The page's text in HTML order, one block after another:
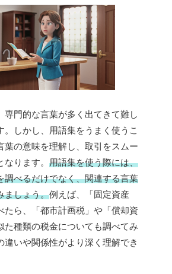
専門的な言葉が多く出てきて難し
。しかし、用語集をうまく使うこ
葉の意味を理解し、取引をスムー
ります。 用語集を使う際には、
調べるだけでなく、関連する言葉
ましょう。例えば、「固定資産
たら、「都市計画税」や「償却資
た種類の税金についても調べてみ
違いや関係性がより深く理解でき